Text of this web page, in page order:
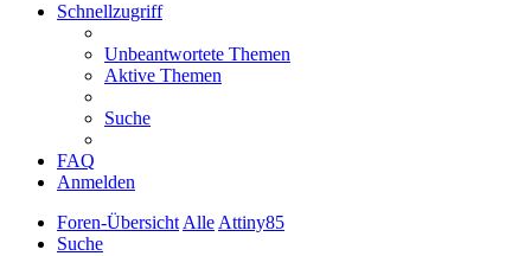
Schnellzugriff
Unbeantwortete Themen
Aktive Themen
Suche
FAQ
Anmelden
Foren-ÜbersichtAlleAttiny85
Suche